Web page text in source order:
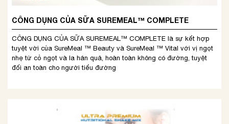
CÔNG DỤNG CỦA SỮA SUREMEAL™ COMPLETE
CÔNG DỤNG CỦA SỮA SUREMEAL™ COMPLETE là sự kết hợp
tuyệt vời của SureMeal ™ Beauty và SureMeal ™ Vital với vị ngọt
nhẹ từ cỏ ngọt và la hán quả, hoàn toàn không có đường, tuyệt
đối an toàn cho người tiểu đường